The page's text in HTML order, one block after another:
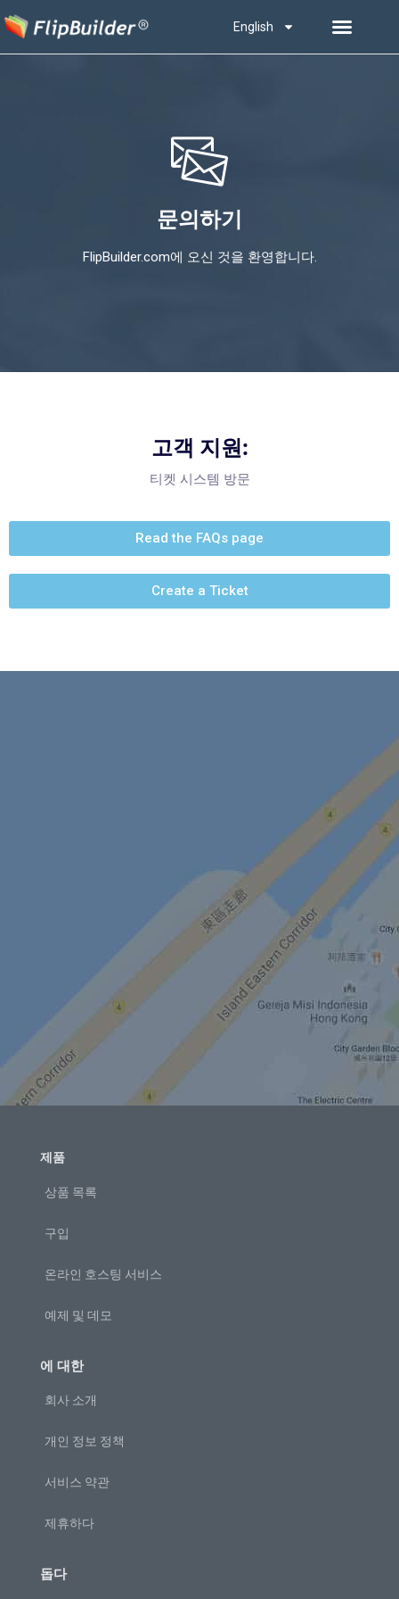
English
문의하기
FlipBuilder.com에 오신 것을 환영합니다.
고객 지원:
티켓 시스템 방문
Read the FAQs page
Create a Ticket
제품
상품 목록
구입
온라인 호스팅 서비스
예제 및 데모
에 대한
회사 소개
개인 정보 정책
서비스 약관
제휴하다
돕다